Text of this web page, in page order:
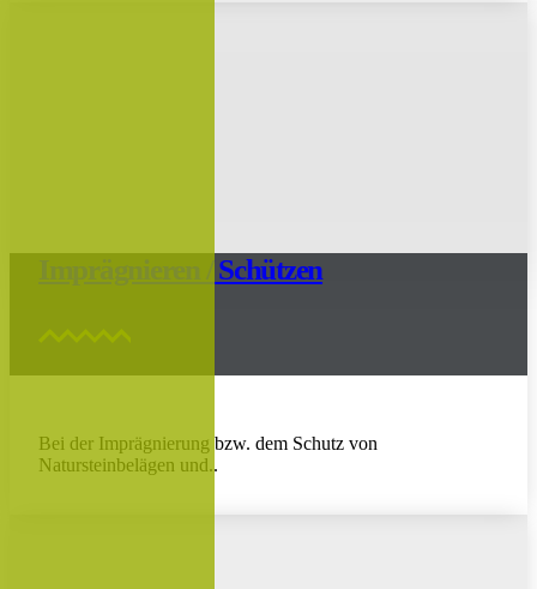
Imprägnieren / Schützen
Bei der Imprägnierung bzw. dem Schutz von
Natursteinbelägen und..